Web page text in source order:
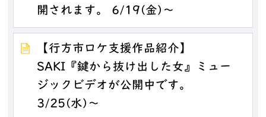
開されます。 6/19(金)～
【行方市ロケ支援作品紹介】
SAKI『鍵から抜け出した女』ミュー
ジックビデオが公開中です。
3/25(水)～